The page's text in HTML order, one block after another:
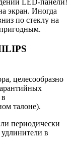
LED-панели!
экран. Иногда
по стеклу на
целесообразно
талоне).
периодически
удлинители в